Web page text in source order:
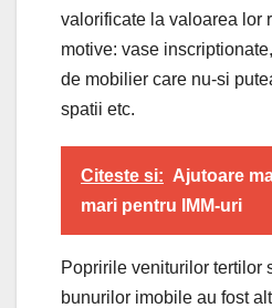
valorificate la valoarea lor
motive: vase
de mobilier care nu-si
spatii etc.
Citeste si: Ajutoare
mari pentru IMM-uri
Popririle veniturilor tertilor
bunurilor imobile au fost